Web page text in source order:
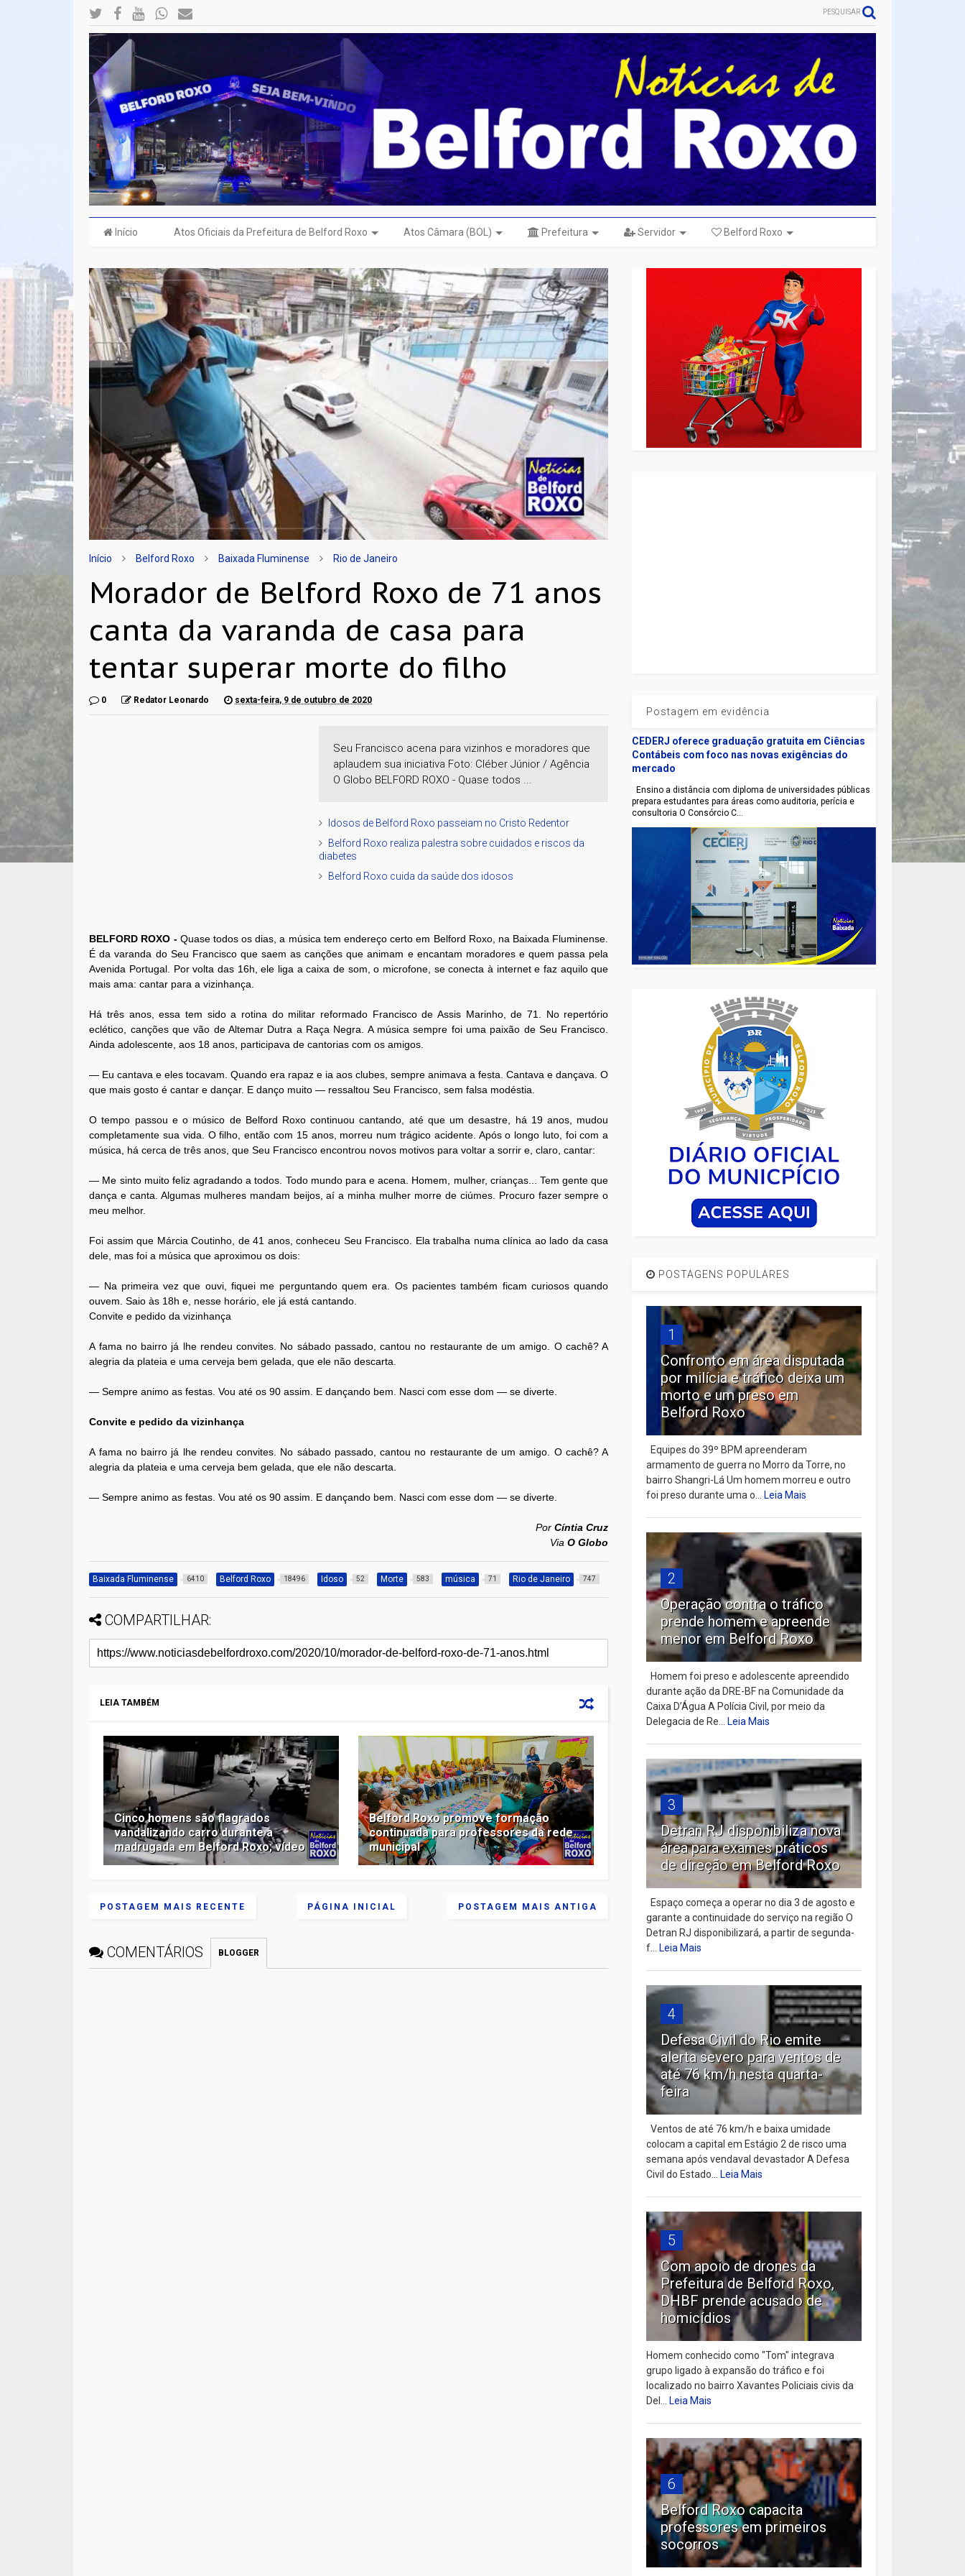
PESQUISAR
Início Atos Oficiais da Prefeitura de Belford Roxo Atos Câmara (BOL) Prefeitura Servidor Belford Roxo
Início Belford Roxo Baixada Fluminense Rio de Janeiro
Morador de Belford Roxo de 71 anos
canta da varanda de casa para
tentar superar morte do filho
0 Redator Leonardo sexta-feira, 9 de outubro de 2020
Seu Francisco acena para vizinhos e moradores que
aplaudem sua iniciativa Foto: Cléber Júnior / Agência
O Globo BELFORD ROXO - Quase todos ...
Idosos de Belford Roxo passeiam no Cristo Redentor
Belford Roxo realiza palestra sobre cuidados e riscos da
diabetes
Belford Roxo cuida da saúde dos idosos
BELFORD ROXO -Quase todos os dias, a música tem endereço certo em Belford Roxo, na Baixada Fluminense.
É da varanda do Seu Francisco que saem as canções que animam e encantam moradores e quem passa pela
Avenida Portugal. Por volta das 16h, ele liga a caixa de som, o microfone, se conecta à internet e faz aquilo que
mais ama: cantar para a vizinhança.
Há três anos, essa tem sido a rotina do militar reformado Francisco de Assis Marinho, de 71. No repertório
eclético, canções que vão de Altemar Dutra a Raça Negra. A música sempre foi uma paixão de Seu Francisco.
Ainda adolescente, aos 18 anos, participava de cantorias com os amigos.
— Eu cantava e eles tocavam. Quando era rapaz e ia aos clubes, sempre animava a festa. Cantava e dançava. O
que mais gosto é cantar e dançar. E danço muito — ressaltou Seu Francisco, sem falsa modéstia.
O tempo passou e o músico de Belford Roxo continuou cantando, até que um desastre, há 19 anos, mudou
completamente sua vida. O filho, então com 15 anos, morreu num trágico acidente. Após o longo luto, foi com a
música, há cerca de três anos, que Seu Francisco encontrou novos motivos para voltar a sorrir e, claro, cantar:
— Me sinto muito feliz agradando a todos. Todo mundo para e acena. Homem, mulher, crianças... Tem gente que
dança e canta. Algumas mulheres mandam beijos, aí a minha mulher morre de ciúmes. Procuro fazer sempre o
meu melhor.
Foi assim que Márcia Coutinho, de 41 anos, conheceu Seu Francisco. Ela trabalha numa clínica ao lado da casa
dele, mas foi a música que aproximou os dois:
— Na primeira vez que ouvi, fiquei me perguntando quem era. Os pacientes também ficam curiosos quando
ouvem. Saio às 18h e, nesse horário, ele já está cantando.
Convite e pedido da vizinhança
A fama no bairro já lhe rendeu convites. No sábado passado, cantou no restaurante de um amigo. O cachê? A
alegria da plateia e uma cerveja bem gelada, que ele não descarta.
— Sempre animo as festas. Vou até os 90 assim. E dançando bem. Nasci com esse dom — se diverte.
Convite e pedido da vizinhança
A fama no bairro já lhe rendeu convites. No sábado passado, cantou no restaurante de um amigo. O cachê? A
alegria da plateia e uma cerveja bem gelada, que ele não descarta.
— Sempre animo as festas. Vou até os 90 assim. E dançando bem. Nasci com esse dom — se diverte.
PorCíntia Cruz
ViaO Globo
Baixada Fluminense 6410 Belford Roxo 18496 Idoso 52 Morte 583 música 71 Rio de Janeiro 747
COMPARTILHAR:
LEIA TAMBÉM
Cinco homens são flagrados
vandalizando carro durante a
madrugada em Belford Roxo; vídeo
Belford Roxo promove formação
continuada para professores da rede
municipal
POSTAGEM MAIS RECENTE POSTAGEM MAIS ANTIGA
PÁGINA INICIAL
COMENTÁRIOS BLOGGER
Postagem em evidência
CEDERJ oferece graduação gratuita em Ciências
Contábeis com foco nas novas exigências do
mercado
Ensino a distância com diploma de universidades públicas
prepara estudantes para áreas como auditoria, perícia e
consultoria O Consórcio C...
POSTAGENS POPULARES
1
Confronto em área disputada
por milícia e tráfico deixa um
morto e um preso em
Belford Roxo
Equipes do 39º BPM apreenderam
armamento de guerra no Morro da Torre, no
bairro Shangri-Lá Um homem morreu e outro
foi preso durante uma o...Leia Mais
2
Operação contra o tráfico
prende homem e apreende
menor em Belford Roxo
Homem foi preso e adolescente apreendido
durante ação da DRE-BF na Comunidade da
Caixa D’Água A Polícia Civil, por meio da
Delegacia de Re...Leia Mais
3
Detran RJ disponibiliza nova
área para exames práticos
de direção em Belford Roxo
Espaço começa a operar no dia 3 de agosto e
garante a continuidade do serviço na região O
Detran RJ disponibilizará, a partir de segunda-
f...Leia Mais
4
Defesa Civil do Rio emite
alerta severo para ventos de
até 76 km/h nesta quarta-
feira
Ventos de até 76 km/h e baixa umidade
colocam a capital em Estágio 2 de risco uma
semana após vendaval devastador A Defesa
Civil do Estado...Leia Mais
5
Com apoio de drones da
Prefeitura de Belford Roxo,
DHBF prende acusado de
homicídios
Homem conhecido como "Tom" integrava
grupo ligado à expansão do tráfico e foi
localizado no bairro Xavantes Policiais civis da
Del...Leia Mais
6
Belford Roxo capacita
professores em primeiros
socorros